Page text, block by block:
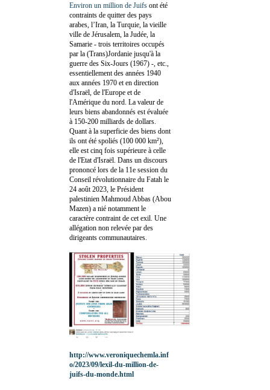
Environ un million de Juifs ont été
contraints de quitter des pays
arabes, l’Iran, la Turquie, la vieille
ville de Jérusalem, la Judée, la
Samarie - trois territoires occupés
par la (Trans)Jordanie jusqu'à la
guerre des Six-Jours (1967) -, etc.,
essentiellement des années 1940
aux années 1970 et en direction
d'Israël, de l'Europe et de
l'Amérique du nord. La valeur de
leurs biens abandonnés est évaluée
à 150-200 milliards de dollars.
Quant à la superficie des biens dont
ils ont été spoliés (100 000 km²),
elle est cinq fois supérieure à celle
de l'Etat d'Israël. Dans un discours
prononcé lors de la 11e session du
Conseil révolutionnaire du Fatah le
24 août 2023, le Président
palestinien Mahmoud Abbas (Abou
Mazen) a nié notamment le
caractère contraint de cet exil. Une
allégation non relevée par des
dirigeants communautaires.
http://www.veroniquechemla.inf
o/2023/09/lexil-du-million-de-
juifs-du-monde.html